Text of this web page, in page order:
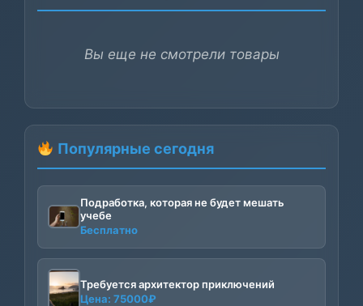
Вы еще не смотрели товары
Популярные сегодня
Подработка, которая не будет мешать
учебе
Бесплатно
Требуется архитектор приключений
Цена: 75000₽